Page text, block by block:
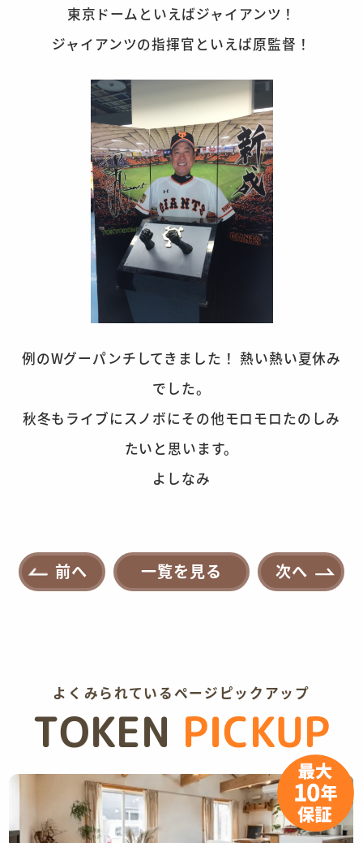
東京ドームといえばジャイアンツ！
ジャイアンツの指揮官といえば原監督！
例のWグーパンチしてきました！ 熱い熱い夏休み
でした。
秋冬もライブにスノボにその他モロモロたのしみ
たいと思います。
よしなみ
前へ 一覧を見る 次へ
よくみられているページピックアップ
TOKEN PICKUP